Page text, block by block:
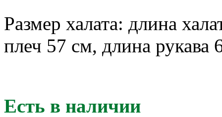
Размер халата: длина
плеч 57 см, длина рукава
Есть в наличии